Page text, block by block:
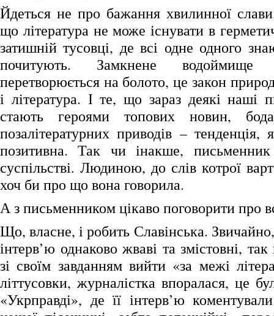
Йдеться не про бажання хвилинної
що література не може існувати в
затишній тусовці, де всі одне одного
почитують. Замкнене водоймище
перетворюється на болото, це закон
і література. І те, що зараз деякі наші
стають героями топових новин,
позалітературних приводів –
позитивна. Так чи інакше,
суспільстві. Людиною, до слів котрої
хоч би про що вона говорила.
А з письменником цікаво поговорити про
Що, власне, і робить Славінська. Звичайно,
інтерв’ю однаково жваві та змістовні,
зі своїм завданням вийти «за межі
літтусовки, журналістка впоралася, це
«Укрправді», де її інтерв’ю